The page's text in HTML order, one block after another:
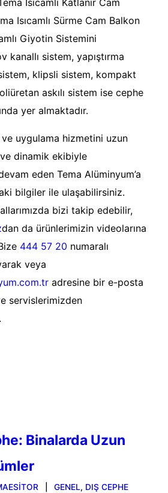
Isıcamlı Katlanır Cam
Isıcamlı Sürme Cam Balkon
Giyotin Sistemini
kanallı sistem, yapıştırma
klipsli sistem, kompakt
askılı sistem ise cephe
yer almaktadır.
ve uygulama hizmetini uzun
dinamik ekibiyle
eden Tema Alüminyum’a
bilgiler ile ulaşabilirsiniz.
bizi takip edebilir,
dan da ürünlerimizin videolarına
444 57 20 numaralı
veya
adresine bir e-posta
servislerimizden
Binalarda Uzun
GENEL, DIŞ CEPHE